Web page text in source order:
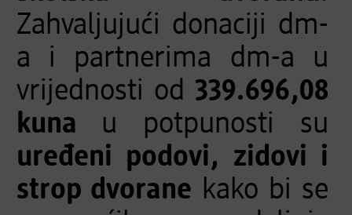
Zahvaljujući donaciji dm-
a i partnerima dm-a u
vrijednosti od 339.696,08
kuna u potpunosti su
uređeni podovi, zidovi i
strop dvorane kako bi se